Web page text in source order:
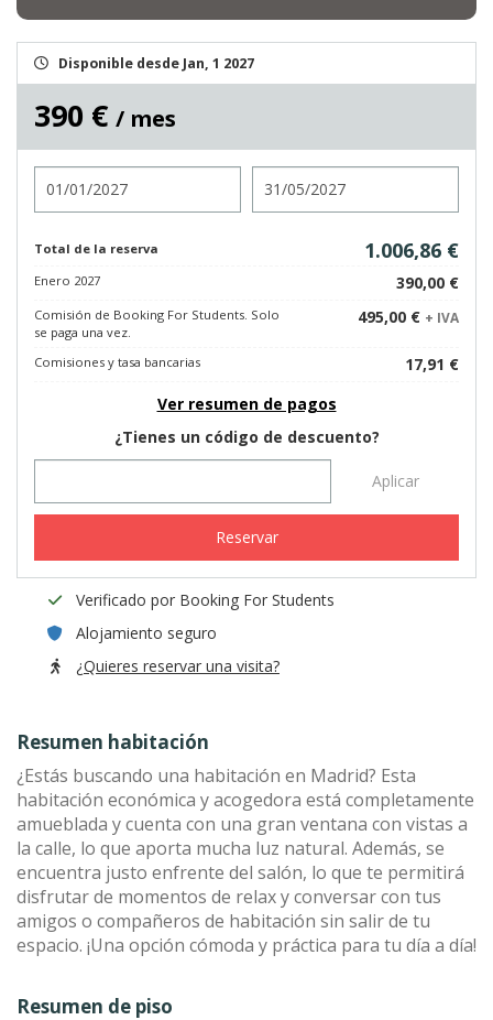
Disponible desde Jan, 1 2027
390 € / mes
Total de la reserva 1.006,86 €
Enero 2027 390,00 €
Comisión de Booking For Students. Solo
se paga una vez.
495,00 € + IVA
Comisiones y tasa bancarias
17,91 €
Ver resumen de pagos
¿Tienes un código de descuento?
Aplicar
Reservar
Verificado por Booking For Students
Alojamiento seguro
¿Quieres reservar una visita?
Resumen habitación
¿Estás buscando una habitación en Madrid? Esta
habitación económica y acogedora está completamente
amueblada y cuenta con una gran ventana con vistas a
la calle, lo que aporta mucha luz natural. Además, se
encuentra justo enfrente del salón, lo que te permitirá
disfrutar de momentos de relax y conversar con tus
amigos o compañeros de habitación sin salir de tu
espacio. ¡Una opción cómoda y práctica para tu día a día!
Resumen de piso